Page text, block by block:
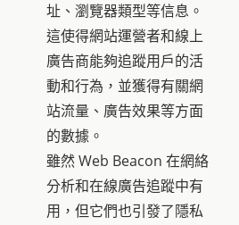
址、瀏覽器類型等信息。
這使得網站運營者和線上
廣告商能夠追蹤用戶的活
動和行為，並獲得有關網
站流量、廣告效果等方面
的數據。
雖然 Web Beacon 在網絡
分析和在線廣告追蹤中有
用，但它們也引發了隱私